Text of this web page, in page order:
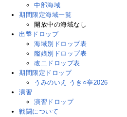
中部海域
期間限定海域一覧
開放中の海域なし
出撃ドロップ
海域別ドロップ表
艦娘別ドロップ表
改二ドロップ表
期間限定ドロップ
うみのいえ うき○亭2026
演習
演習ドロップ
戦闘について